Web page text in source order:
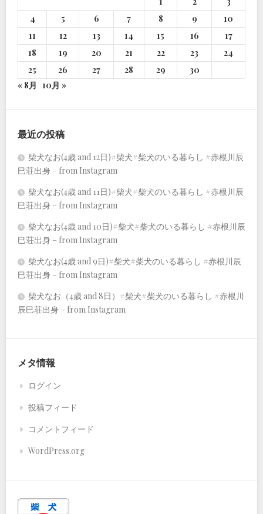
4
5 6 7 8 9
10
11
12 13 14 15 16
17
18
19 20 21 22 23
24
25
26 27 28 29
30
« 8月 10月 »
最近の投稿
柴犬なお(4歳 and 12日)#柴犬#柴犬のいる暮らし #赤根川辰
巳荘出身 – from Instagram
柴犬なお(4歳 and 11日)#柴犬#柴犬のいる暮らし #赤根川辰
巳荘出身 – from Instagram
柴犬なお(4歳 and 10日)#柴犬#柴犬のいる暮らし #赤根川辰
巳荘出身 – from Instagram
柴犬なお(4歳 and 9日)#柴犬#柴犬のいる暮らし #赤根川辰
巳荘出身 – from Instagram
柴犬なお（4歳 and 8日）#柴犬#柴犬のいる暮らし #赤根川
辰巳荘出身 – from Instagram
メタ情報
ログイン
投稿フィード
コメントフィード
WordPress.org